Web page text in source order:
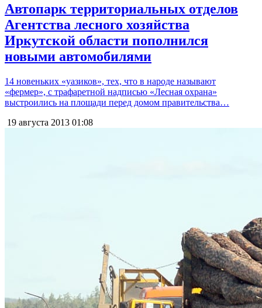
Автопарк территориальных отделов
Агентства лесного хозяйства
Иркутской области пополнился
новыми автомобилями
14 новеньких «уазиков», тех, что в народе называют
«фермер», с трафаретной надписью «Лесная охрана»
выстроились на площади перед домом правительства…
19 августа 2013 01:08